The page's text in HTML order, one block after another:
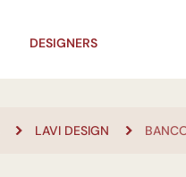
DESIGNERS
LAVI DESIGN